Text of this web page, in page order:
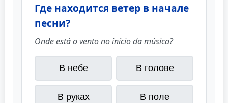
Где находится ветер в начале
песни?
Onde está o vento no início da música?
В небе В голове
В руках В поле